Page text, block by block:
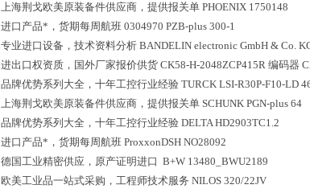
上海荆戈欧美原装备件供应商，提供报关单 PHOENIX 1750148
进口产品*，货期每周航班 0304970 PZB-plus 300-1
专业进口设备，技术资料分析 BANDELIN electronic GmbH & Co.
进出口权资质，国外厂家报价供货 CK58-H-2048ZCP415R 编码器
品牌优势系列大全，十年工控行业经验 TURCK LSI-R30P-F10-LD
上海荆戈欧美原装备件供应商，提供报关单 SCHUNK PGN-plus 64
品牌优势系列大全，十年工控行业经验 DELTA HD2903TC1.2
进口产品*，货期每周航班 ProxxonDSH NO28092
德国工业精密供应，原产证明进口 B+W 13480_BWU2189
欧美工业品一站式采购，工程师技术服务 NILOS 320/22JV